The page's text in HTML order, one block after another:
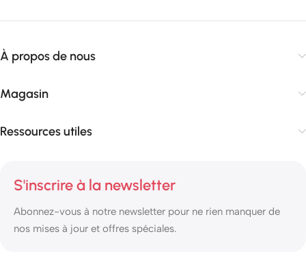
À propos de nous
Magasin
Ressources utiles
S'inscrire à la newsletter
Abonnez-vous à notre newsletter pour ne rien manquer de
nos mises à jour et offres spéciales.